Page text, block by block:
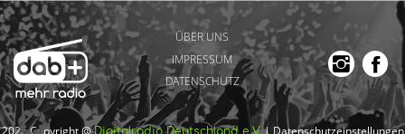
ÜBER UNS
IMPRESSUM
DATENSCHUTZ
2026 Copyright @Digitalradio Deutschland e.V.| Datenschutzeinstellungen